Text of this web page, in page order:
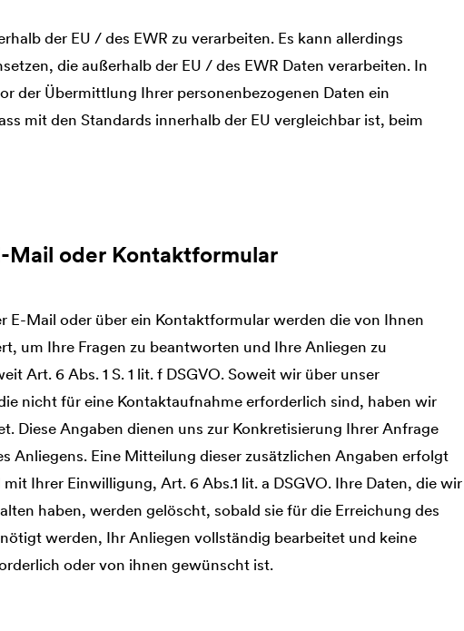
der EU / des EWR zu verarbeiten. Es kann allerdings
die außerhalb der EU / des EWR Daten verarbeiten. In
der Übermittlung Ihrer personenbezogenen Daten ein
mit den Standards innerhalb der EU vergleichbar ist, beim
Mail oder Kontaktformular
E-Mail oder über ein Kontaktformular werden die von Ihnen
um Ihre Fragen zu beantworten und Ihre Anliegen zu
Art. 6 Abs. 1 S. 1 lit. f DSGVO. Soweit wir über unser
nicht für eine Kontaktaufnahme erforderlich sind, haben wir
Diese Angaben dienen uns zur Konkretisierung Ihrer Anfrage
Anliegens. Eine Mitteilung dieser zusätzlichen Angaben erfolgt
Ihrer Einwilligung, Art. 6 Abs.1 lit. a DSGVO. Ihre Daten, die wir
haben, werden gelöscht, sobald sie für die Erreichung des
werden, Ihr Anliegen vollständig bearbeitet und keine
oder von ihnen gewünscht ist.